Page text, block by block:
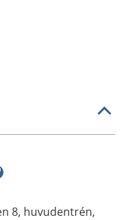
8, huvudentrén,